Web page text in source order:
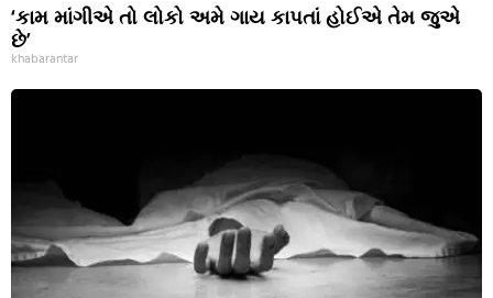
‘કામ માંગીએ તો લોકો અમે ગાય કાપતાં હોઈએ તેમ જુએ
છે’
khabarantar